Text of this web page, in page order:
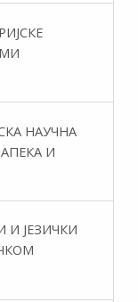
НАУЧНА
И
ЈЕЗИЧКИ